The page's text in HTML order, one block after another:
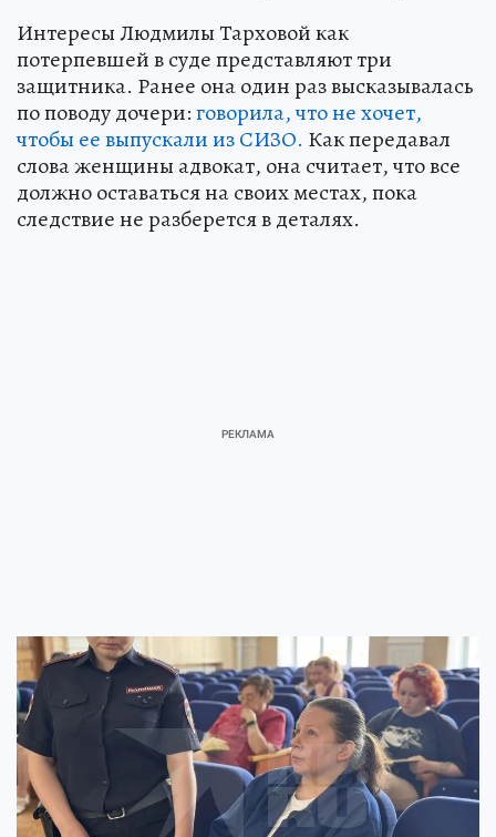
Интересы Людмилы Тарховой как
потерпевшей в суде представляют три
защитника. Ранее она один раз высказывалась
по поводу дочери:говорила, что не хочет,
чтобы ее выпускали из СИЗО. Как передавал
слова женщины адвокат, она считает, что все
должно оставаться на своих местах, пока
следствие не разберется в деталях.